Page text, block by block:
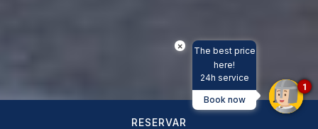
RESERVAR
×
The best price
here!
24h service
Book now
1